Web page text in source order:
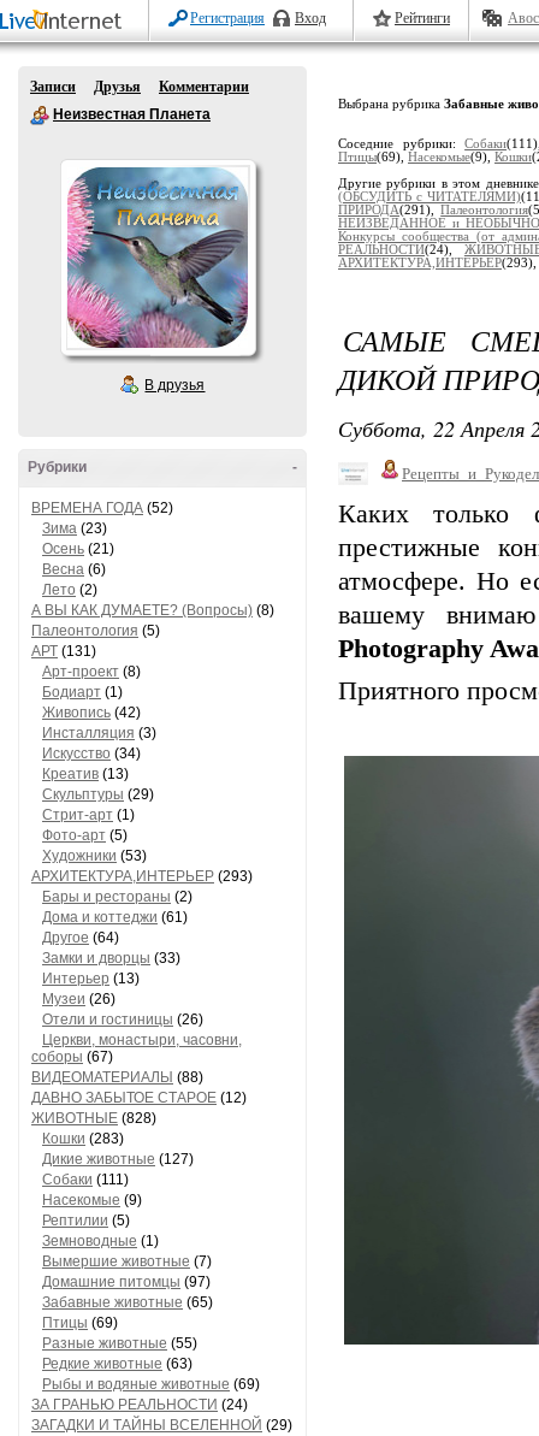
Регистрация Вход Рейтинги
Записи Друзья
Комментарии
Неизвестная Планета
В друзья
-
Рубрики
ВРЕМЕНА ГОДА (52)
Зима (23)
Осень (21)
Весна (6)
Лето (2)
А ВЫ КАК ДУМАЕТЕ? (Вопросы) (8)
Палеонтология (5)
АРТ (131)
Арт-проект (8)
Бодиарт (1)
Живопись (42)
Инсталляция (3)
Искусство (34)
Креатив (13)
Скульптуры (29)
Стрит-арт (1)
Фото-арт (5)
Художники (53)
АРХИТЕКТУРА,ИНТЕРЬЕР (293)
Бары и рестораны (2)
Дома и коттеджи (61)
Другое (64)
Замки и дворцы (33)
Интерьер (13)
Музеи (26)
Отели и гостиницы (26)
Церкви, монастыри, часовни,
соборы (67)
ВИДЕОМАТЕРИАЛЫ (88)
ДАВНО ЗАБЫТОЕ СТАРОЕ (12)
ЖИВОТНЫЕ (828)
Кошки (283)
Дикие животные (127)
Собаки (111)
Насекомые (9)
Рептилии (5)
Земноводные (1)
Вымершие животные (7)
Домашние питомцы (97)
Забавные животные (65)
Птицы (69)
Разные животные (55)
Редкие животные (63)
Рыбы и водяные животные (69)
ЗА ГРАНЬЮ РЕАЛЬНОСТИ (24)
ЗАГАДКИ И ТАЙНЫ ВСЕЛЕННОЙ (29)
Выбрана рубрика Забавные
Соседние рубрики:Собаки
Птицы(69), Насекомые(9), Кошки
Другие рубрики в этом
(ОБСУДИТЬ с ЧИТАТЕЛЯМИ)
ПРИРОДА(291),Палеонтология
НЕИЗВЕДАННОЕ и
Конкурсы сообщества (от
РЕАЛЬНОСТИ(24),
АРХИТЕКТУРА,ИНТЕРЬЕР(293),
САМЫЕ
ДИКОЙ
Суббота, 22 Апреля
Каких только
престижные
атмосфере. Но
вашему
Photography
Приятного